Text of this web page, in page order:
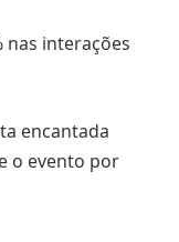
nas interações
encantada
o evento por